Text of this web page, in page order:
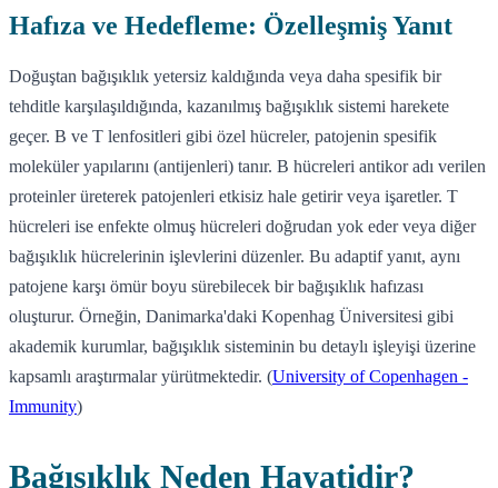
Hafıza ve Hedefleme: Özelleşmiş Yanıt
Doğuştan bağışıklık yetersiz kaldığında veya daha spesifik bir
tehditle karşılaşıldığında, kazanılmış bağışıklık sistemi harekete
geçer. B ve T lenfositleri gibi özel hücreler, patojenin spesifik
moleküler yapılarını (antijenleri) tanır. B hücreleri antikor adı verilen
proteinler üreterek patojenleri etkisiz hale getirir veya işaretler. T
hücreleri ise enfekte olmuş hücreleri doğrudan yok eder veya diğer
bağışıklık hücrelerinin işlevlerini düzenler. Bu adaptif yanıt, aynı
patojene karşı ömür boyu sürebilecek bir bağışıklık hafızası
oluşturur. Örneğin, Danimarka'daki Kopenhag Üniversitesi gibi
akademik kurumlar, bağışıklık sisteminin bu detaylı işleyişi üzerine
kapsamlı araştırmalar yürütmektedir. (University of Copenhagen -
Immunity)
Bağışıklık Neden Hayatidir?